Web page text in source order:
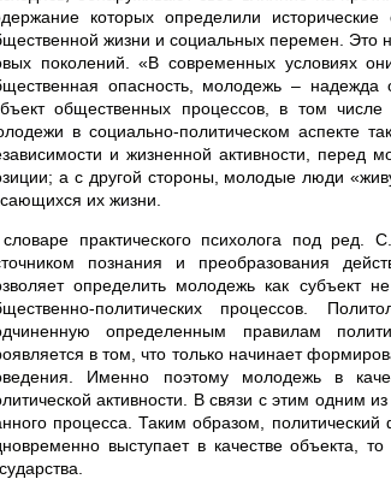
которых определили
жизни и социальных перемен. Это
поколений. «В современных условиях
опасность, молодежь –
общественных процессов, в том
в социально-политическом аспекте
и жизненной активности, перед
а с другой стороны, молодые люди
их жизни.
практического психолога под ред.
познания и преобразования
определить молодежь как субъект
политических процессов.
определенным правилам
в том, что только начинает
Именно поэтому молодежь в
активности. В связи с этим одним
процесса. Таким образом,
выступает в качестве объекта,